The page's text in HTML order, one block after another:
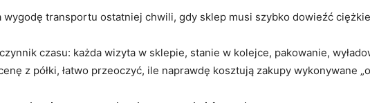
wygodę transportu ostatniej chwili, gdy sklep musi szybko dowieźć ciężkie
czasu: każda wizyta w sklepie, stanie w kolejce, pakowanie,
z półki, łatwo przeoczyć, ile naprawdę kosztują zakupy wykonywane